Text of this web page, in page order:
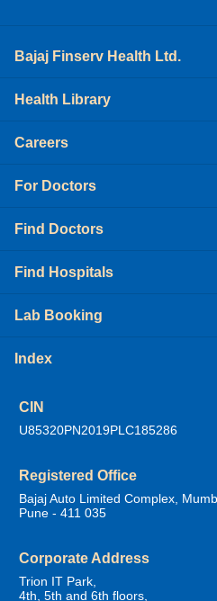
Bajaj Finserv Health Ltd.
Health Library
Careers
For Doctors
Find Doctors
Find Hospitals
Lab Booking
Index
CIN
U85320PN2019PLC185286
Registered Office
Bajaj Auto Limited Complex,
Pune - 411 035
Corporate Address
Trion IT Park,
4th, 5th and 6th floors,